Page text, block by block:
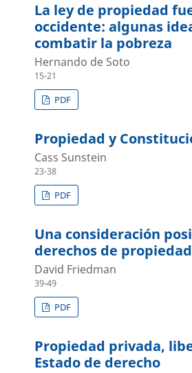
La ley de propiedad
occidente: algunas
combatir la pobreza
Hernando de Soto
15-21
PDF
Propiedad y
Cass Sunstein
23-38
PDF
Una consideración
derechos de propiedad
David Friedman
39-49
PDF
Propiedad privada,
Estado de derecho